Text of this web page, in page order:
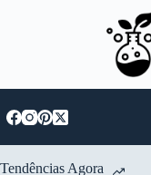
Tendências Agora